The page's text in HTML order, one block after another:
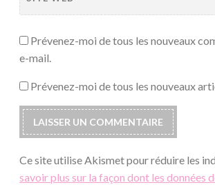
Prévenez-moi de tous les nouveaux
e-mail.
Prévenez-moi de tous les nouveaux
Ce site utilise Akismet pour réduire les
savoir plus sur la façon dont les données